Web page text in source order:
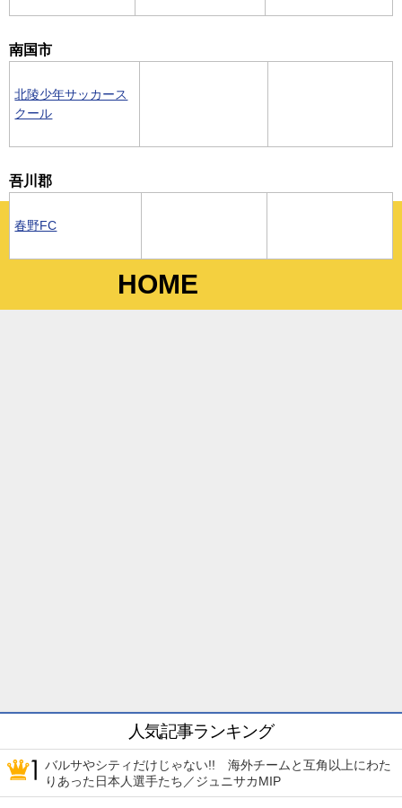
南国市
北陵少年サッカース
クール
吾川郡
春野FC
HOME
人気記事ランキング
バルサやシティだけじゃない!! 海外チームと互角以上にわた
りあった日本人選手たち／ジュニサカMIP